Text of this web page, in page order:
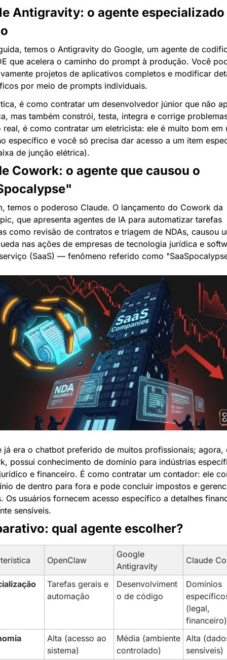
Antigravity: o agente especializado
temos o Antigravity do Google, um agente de
que acelera o caminho do prompt à produção. Você
projetos de aplicativos completos e modificar
por meio de prompts individuais.
é como contratar um desenvolvedor júnior que não
mas também constrói, testa, integra e corrige
real, é como contratar um eletricista: ele é muito bom em
específico e você só precisa dar acesso a um item
de junção elétrica).
Cowork: o agente que causou o
temos o poderoso Claude. O lançamento do Cowork da
que apresenta agentes de IA para automatizar tarefas
como revisão de contratos e triagem de NDAs, causou
nas ações de empresas de tecnologia jurídica e
(SaaS) — fenômeno referido como
já era o chatbot preferido de muitos profissionais; agora,
possui conhecimento de domínio para indústrias
e financeiro. É como contratar um contador: ele
de dentro para fora e pode concluir impostos e
Os usuários fornecem acesso específico a detalhes
sensíveis.
qual agente escolher?
OpenClaw
Google
Antigravity
Claude
Tarefas gerais e
automação
Desenvolviment
o de código
Domínios
(legal,
financeiro)
Alta (acesso ao
sistema)
Média (ambiente
controlado)
Alta
sensíveis)